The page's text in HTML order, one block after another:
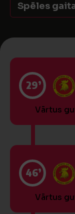
Spēles
29’
Vārtus
46’
Vārtus